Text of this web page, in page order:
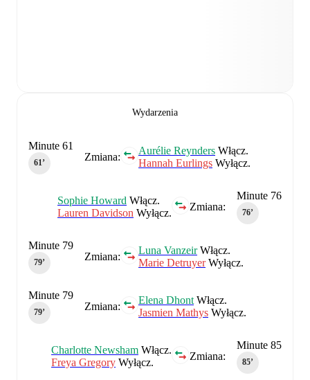
Wydarzenia
Zmiana:
Aurélie Reynders Włącz.
Hannah Eurlings Wyłącz.
Minute 61
61‎’‎
Minute 76
76‎’‎
Zmiana:
Sophie Howard Włącz.
Lauren Davidson Wyłącz.
Zmiana:
Luna VanzeirWłącz.
Marie DetruyerWyłącz.
Minute 79
79‎’‎
Zmiana:
Elena Dhont Włącz.
Jasmien Mathys Wyłącz.
Minute 79
79‎’‎
Minute 85
85‎’‎
Zmiana:
Charlotte Newsham Włącz.
Freya Gregory Wyłącz.